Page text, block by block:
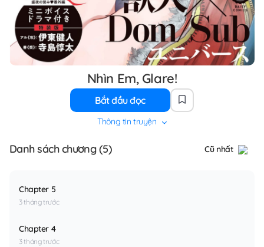
Nhìn Em, Glare!
Bắt đầu đọc
Thông tin truyện
Danh sách chương (5) Cũ nhất
Chapter 5
3 tháng trước
Chapter 4
3 tháng trước